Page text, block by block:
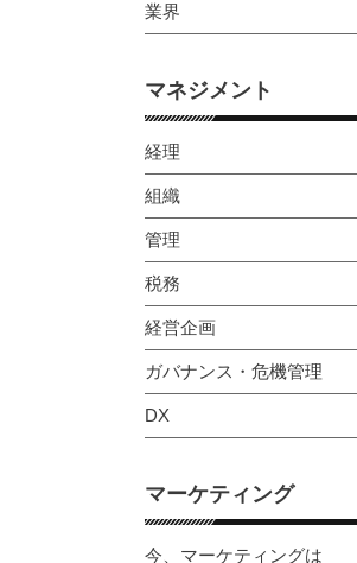
業界
マネジメント
経理
組織
管理
税務
経営企画
ガバナンス・危機管理
DX
マーケティング
今、マーケティングは